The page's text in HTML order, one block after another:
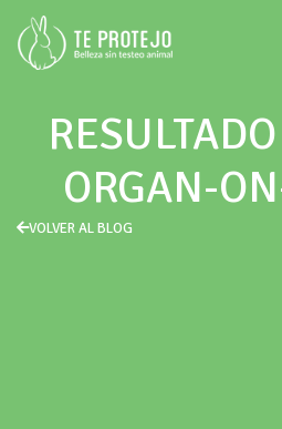
ORGAN-
VOLVER AL BLOG